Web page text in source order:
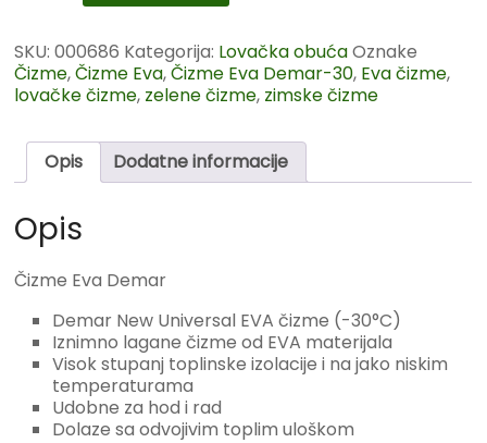
SKU:000686 Kategorija: Lovačka obućaOznake
Čizme,Čizme Eva,Čizme Eva Demar-30, Eva čizme,
lovačke čizme, zelene čizme, zimske čizme
Opis Dodatne informacije
Opis
Čizme Eva Demar
Demar New Universal EVA čizme (-30°C)
Iznimno lagane čizme od EVA materijala
Visok stupanj toplinske izolacije i na jako niskim
temperaturama
Udobne za hod i rad
Dolaze sa odvojivim toplim uloškom